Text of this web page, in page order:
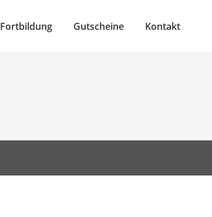
Fortbildung Gutscheine Kontakt